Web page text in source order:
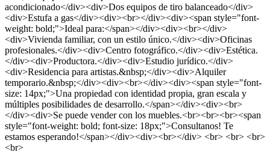
acondicionado</div><div>Dos equipos de tiro balanceado</div>
<div>Estufa a gas</div><div><br></div><div><span style="font-
weight: bold;">Ideal para:</span></div><div><br></div>
<div>Vivienda familiar, con un estilo único.</div><div>Oficinas
profesionales.</div><div>Centro fotográfico.</div><div>Estética.
</div><div>Productora.</div><div>Estudio jurídico.</div>
<div>Residencia para artistas.&nbsp;</div><div>Alquiler
temporario.&nbsp;</div><div><br></div><div><span style="font-
size: 14px;">Una propiedad con identidad propia, gran escala y
múltiples posibilidades de desarrollo.</span></div><div><br>
</div><div>Se puede vender con los muebles.<br><br><br><span
style="font-weight: bold; font-size: 18px;">Consultanos! Te
estamos esperando!</span></div><div><br></div> <br> <br> <br>
<br>